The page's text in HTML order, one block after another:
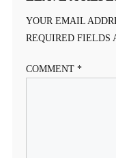
YOUR EMAIL
REQUIRED FIELDS
COMMENT *